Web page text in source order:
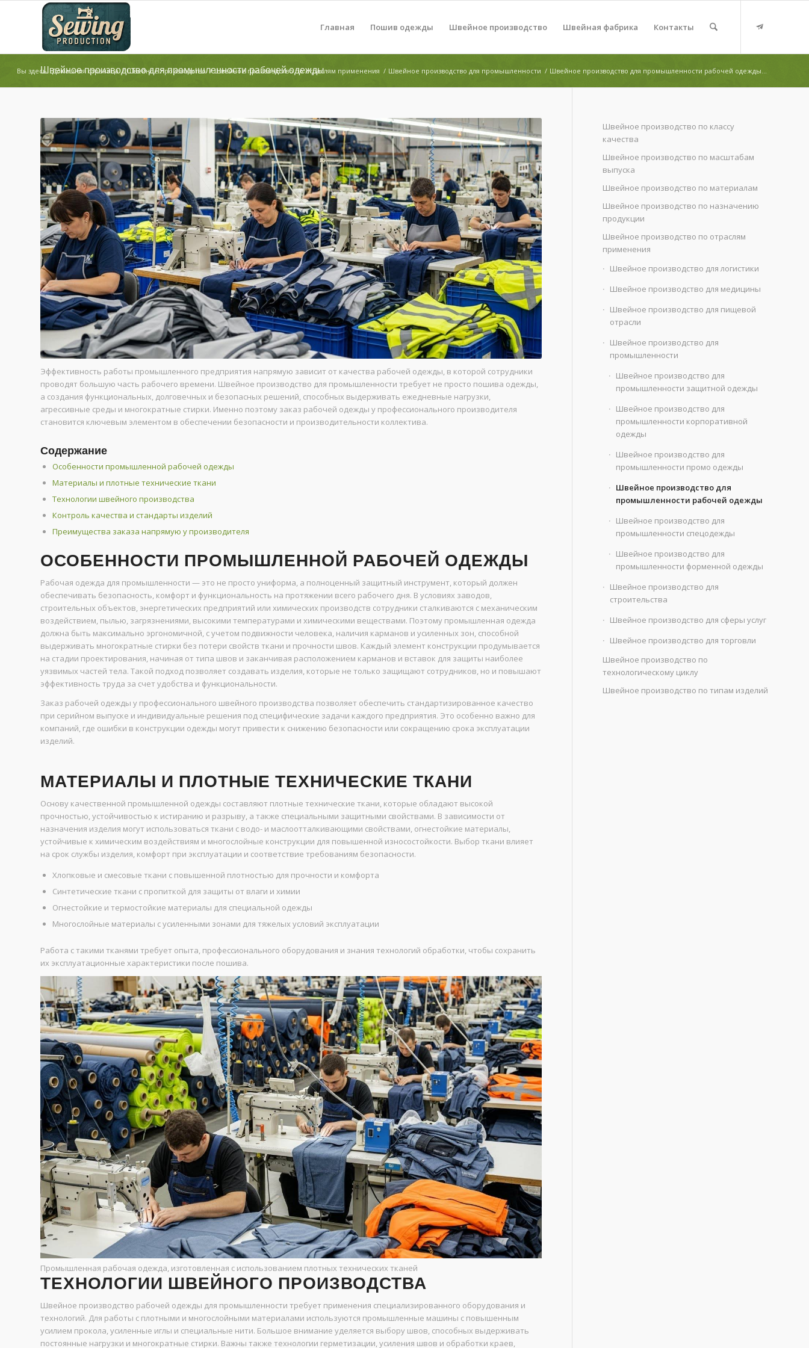
Главная Пошив одежды Швейное производство Швейная фабрика Контакты
Швейное производство для промышленности рабочей одежды
Вы здесь: Домашняя страница / Швейное производство / Швейное производство по отраслям применения / Швейное производство для промышленности / Швейное производство для промышленности рабочей одежды...
Эффективность работы промышленного предприятия напрямую зависит от качества рабочей одежды, в которой сотрудники
проводят большую часть рабочего времени. Швейное производство для промышленности требует не просто пошива одежды,
а создания функциональных, долговечных и безопасных решений, способных выдерживать ежедневные нагрузки,
агрессивные среды и многократные стирки. Именно поэтому заказ рабочей одежды у профессионального производителя
становится ключевым элементом в обеспечении безопасности и производительности коллектива.
Содержание
Особенности промышленной рабочей одежды
Материалы и плотные технические ткани
Технологии швейного производства
Контроль качества и стандарты изделий
Преимущества заказа напрямую у производителя
ОСОБЕННОСТИ ПРОМЫШЛЕННОЙ РАБОЧЕЙ ОДЕЖДЫ
Рабочая одежда для промышленности — это не просто униформа, а полноценный защитный инструмент, который должен
обеспечивать безопасность, комфорт и функциональность на протяжении всего рабочего дня. В условиях заводов,
строительных объектов, энергетических предприятий или химических производств сотрудники сталкиваются с механическим
воздействием, пылью, загрязнениями, высокими температурами и химическими веществами. Поэтому промышленная одежда
должна быть максимально эргономичной, с учетом подвижности человека, наличия карманов и усиленных зон, способной
выдерживать многократные стирки без потери свойств ткани и прочности швов. Каждый элемент конструкции продумывается
на стадии проектирования, начиная от типа швов и заканчивая расположением карманов и вставок для защиты наиболее
уязвимых частей тела. Такой подход позволяет создавать изделия, которые не только защищают сотрудников, но и повышают
эффективность труда за счет удобства и функциональности.
Заказ рабочей одежды у профессионального швейного производства позволяет обеспечить стандартизированное качество
при серийном выпуске и индивидуальные решения под специфические задачи каждого предприятия. Это особенно важно для
компаний, где ошибки в конструкции одежды могут привести к снижению безопасности или сокращению срока эксплуатации
изделий.
МАТЕРИАЛЫ И ПЛОТНЫЕ ТЕХНИЧЕСКИЕ ТКАНИ
Основу качественной промышленной одежды составляют плотные технические ткани, которые обладают высокой
прочностью, устойчивостью к истиранию и разрыву, а также специальными защитными свойствами. В зависимости от
назначения изделия могут использоваться ткани с водо- и маслоотталкивающими свойствами, огнестойкие материалы,
устойчивые к химическим воздействиям и многослойные конструкции для повышенной износостойкости. Выбор ткани влияет
на срок службы изделия, комфорт при эксплуатации и соответствие требованиям безопасности.
Хлопковые и смесовые ткани с повышенной плотностью для прочности и комфорта
Синтетические ткани с пропиткой для защиты от влаги и химии
Огнестойкие и термостойкие материалы для специальной одежды
Многослойные материалы с усиленными зонами для тяжелых условий эксплуатации
Работа с такими тканями требует опыта, профессионального оборудования и знания технологий обработки, чтобы сохранить
их эксплуатационные характеристики после пошива.
Промышленная рабочая одежда, изготовленная с использованием плотных технических тканей
ТЕХНОЛОГИИ ШВЕЙНОГО ПРОИЗВОДСТВА
Швейное производство рабочей одежды для промышленности требует применения специализированного оборудования и
технологий. Для работы с плотными и многослойными материалами используются промышленные машины с повышенным
усилием прокола, усиленные иглы и специальные нити. Большое внимание уделяется выбору швов, способных выдерживать
постоянные нагрузки и многократные стирки. Важны также технологии герметизации, усиления швов и обработки краев,
Швейное производство по классу
качества
Швейное производство по масштабам
выпуска
Швейное производство по материалам
Швейное производство по назначению
продукции
Швейное производство по отраслям
применения
Швейное производство для логистики
Швейное производство для медицины
Швейное производство для пищевой
отрасли
Швейное производство для
промышленности
Швейное производство для
промышленности защитной одежды
Швейное производство для
промышленности корпоративной
одежды
Швейное производство для
промышленности промо одежды
Швейное производство для
промышленности рабочей одежды
Швейное производство для
промышленности спецодежды
Швейное производство для
промышленности форменной одежды
Швейное производство для
строительства
Швейное производство для сферы услуг
Швейное производство для торговли
Швейное производство по
технологическому циклу
Швейное производство по типам изделий